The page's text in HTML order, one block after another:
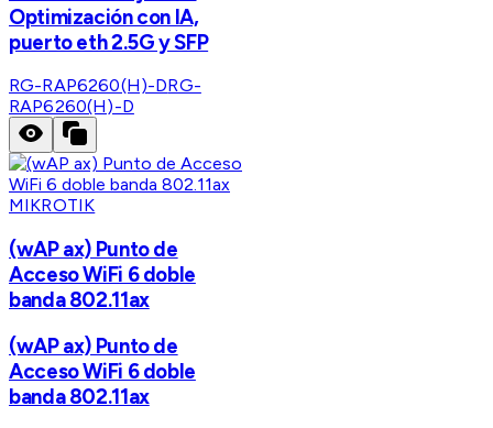
Optimización con IA,
puerto eth 2.5G y SFP
RG-RAP6260(H)-DRG-
RAP6260(H)-D
MIKROTIK
(wAP ax) Punto de
Acceso WiFi 6 doble
banda 802.11ax
(wAP ax) Punto de
Acceso WiFi 6 doble
banda 802.11ax